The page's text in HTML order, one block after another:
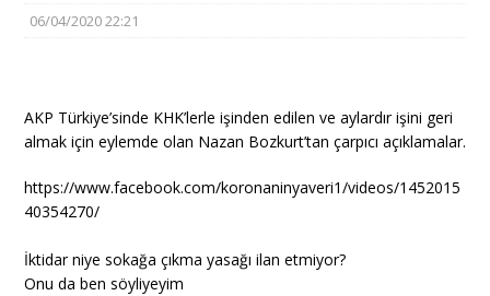
06/04/2020 22:21
AKP Türkiye’sinde KHK’lerle işinden edilen ve aylardır işini geri
almak için eylemde olan Nazan Bozkurt’tan çarpıcı açıklamalar.
https://www.facebook.com/koronaninyaveri1/videos/1452015
40354270/
İktidar niye sokağa çıkma yasağı ilan etmiyor?
Onu da ben söyliyeyim